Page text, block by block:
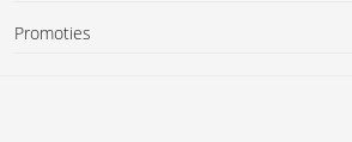
Promoties